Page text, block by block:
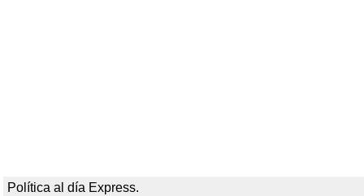
Política al día Express.